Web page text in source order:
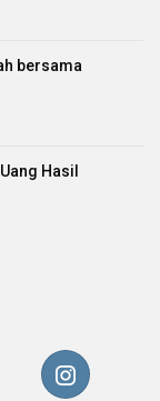
bersama
Hasil